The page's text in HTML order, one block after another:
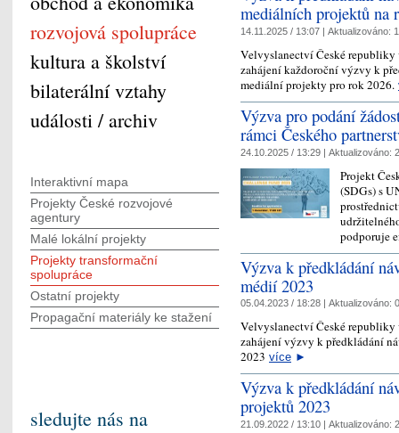
mediálních projektů na
14.11.2025 / 13:07 | Aktualizováno:
Velvyslanectví České
zahájení každoroční výzvy k
mediální projekty pro rok 2026.
Výzva pro podání
rámci Českého
24.10.2025 / 13:29 | Aktualizováno:
Projekt
(SDGs) s
Výzva k předkládání
médií 2023
05.04.2023 / 18:28 | Aktualizováno:
Velvyslanectví České
zahájení výzvy k předkládání
2023 více ►
Výzva k předkládání
projektů 2023
21.09.2022 / 13:10 | Aktualizováno:
rozvojová spolupráce
kultura a školství
bilaterální vztahy
události / archiv
Interaktivní mapa
Projekty České rozvojové
agentury
Malé lokální projekty
Projekty transformační
spolupráce
Ostatní projekty
Propagační materiály ke stažení
sledujte nás na